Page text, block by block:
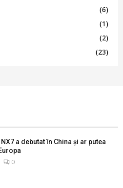
(6)
(1)
(2)
(23)
a debutat în China și ar putea
0